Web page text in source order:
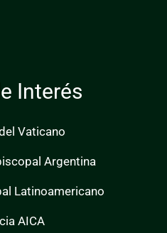
Interés
Vaticano
Argentina
Latinoamericano
AICA